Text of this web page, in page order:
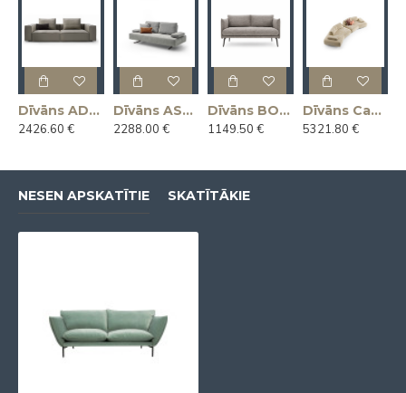
Dīvāns ADAM 266x104x65h (Ražots Itālijā)
2426.60 €
Dīvāns ASSO 225x112x92h (Ražots Itālijā)
2288.00 €
Dīvāns BOON 145x81x78h (Ražots Itālijā)
1149.50 €
Dīvāns Capriccio 412x130x45h (Ražots Itālijā)
5321.80 €
NESEN APSKATĪTIE SKATĪTĀKIE